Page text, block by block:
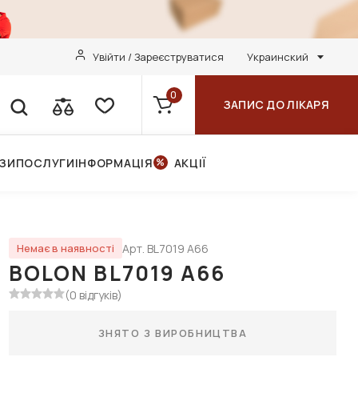
Увійти / Зареєструватися Украинский
0
ЗАПИС ДО ЛІКАРЯ
ПОСЛУГИІНФОРМАЦІЯ АКЦІЇ
Немає в наявності Арт. BL7019 A66
BOLON BL7019 A66
(0 відгуків)
ЗНЯТО З ВИРОБНИЦТВА